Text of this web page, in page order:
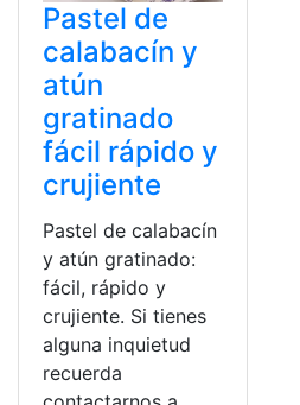
Pastel de
calabacín y
atún
gratinado
fácil rápido y
crujiente
Pastel de calabacín
y atún gratinado:
fácil, rápido y
crujiente. Si tienes
alguna inquietud
recuerda